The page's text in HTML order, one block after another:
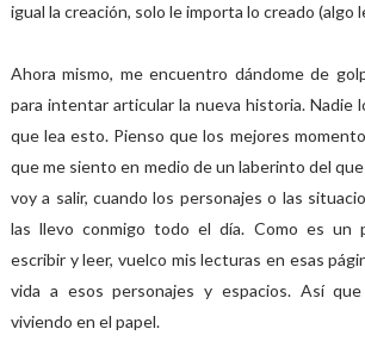
igual la creación, solo le importa lo creado (algo
Ahora mismo, me encuentro dándome de
para intentar articular la nueva historia. Nadie
que lea esto. Pienso que los mejores
que me siento en medio de un laberinto del
voy a salir, cuando los personajes o las
las llevo conmigo todo el día. Como es un
escribir y leer, vuelco mis lecturas en esas
vida a esos personajes y espacios. Así
viviendo en el papel.